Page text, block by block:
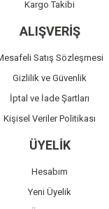
Gönder
Kargo Takibi
ALIŞVERİŞ
Satış Sözleşmesi
Gizlilik ve Güvenlik
İptal ve İade Şartları
Kişisel Veriler Politikası
ÜYELİK
Hesabım
Yeni Üyelik